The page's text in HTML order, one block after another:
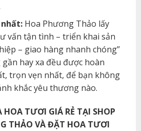
Hoa Phương Thảo lấy
vấn tận tình – triển khai sản
– giao hàng nhanh chóng”
hay xa đều được hoàn
trọn vẹn nhất, để bạn không
khắc yêu thương nào.
HOA TƯƠI GIÁ RẺ TẠI SHOP
THẢO VÀ ĐẶT HOA TƯƠI